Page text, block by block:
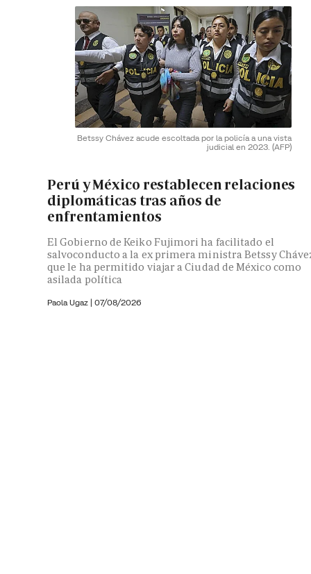
Betssy Chávez acude escoltada por la policía a una vista
judicial en 2023. (AFP)
Perú y México restablecen relaciones
diplomáticas tras años de
enfrentamientos
El Gobierno de Keiko Fujimori ha facilitado el
salvoconducto a la ex primera ministra Betssy
que le ha permitido viajar a Ciudad de México como
asilada política
Paola Ugaz | 07/08/2026